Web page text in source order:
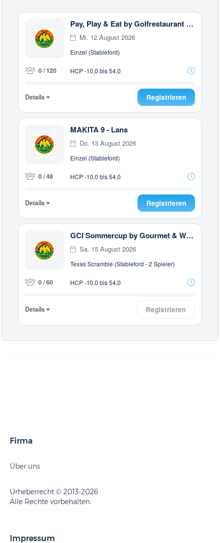
Pay, Play & Eat by Golfrestaurant Rinn
Mi. 12 August 2026
Einzel (Stableford)
0 / 120 HCP -10,0 bis 54,0
Details Registrieren
MAKITA 9 - Lans
Do. 13 August 2026
Einzel (Stableford)
0 / 48 HCP -10,0 bis 54,0
Details Registrieren
GCI Sommercup by Gourmet & Wine Hotel Austria - LANS
Sa. 15 August 2026
Texas Scramble (Stableford - 2 Spieler)
0 / 60 HCP -10,0 bis 54,0
Details Registrieren
Firma
Über uns
Urheberrecht © 2013-2026
Alle Rechte vorbehalten.
Impressum